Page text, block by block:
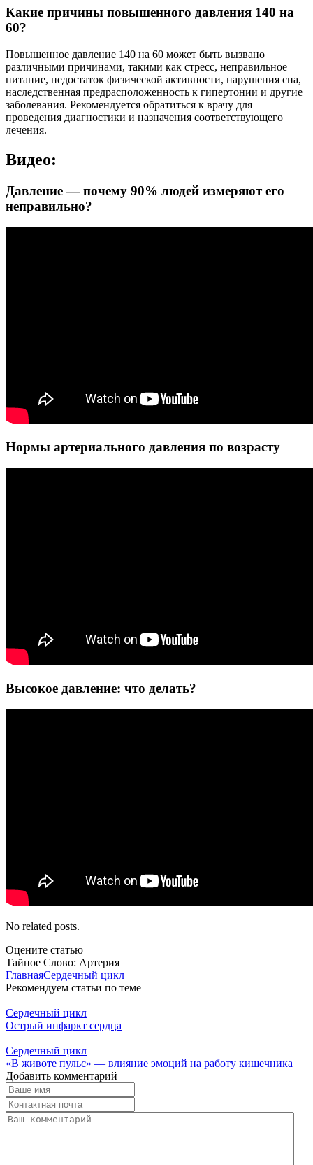
Какие причины повышенного давления 140 на
60?
Повышенное давление 140 на 60 может быть вызвано
различными причинами, такими как стресс, неправильное
питание, недостаток физической активности, нарушения сна,
наследственная предрасположенность к гипертонии и другие
заболевания. Рекомендуется обратиться к врачу для
проведения диагностики и назначения соответствующего
лечения.
Видео:
Давление — почему 90% людей измеряют его
неправильно?
Нормы артериального давления по возрасту
Высокое давление: что делать?
No related posts.
Оцените статью
Тайное Слово: Артерия
ГлавнаяСердечный цикл
Рекомендуем статьи по теме
Сердечный цикл
Острый инфаркт сердца
Сердечный цикл
«В животе пульс» — влияние эмоций на работу кишечника
Добавить комментарий